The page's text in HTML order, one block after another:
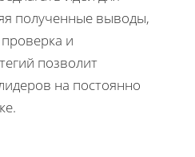
полученные выводы,
и
позволит
на постоянно